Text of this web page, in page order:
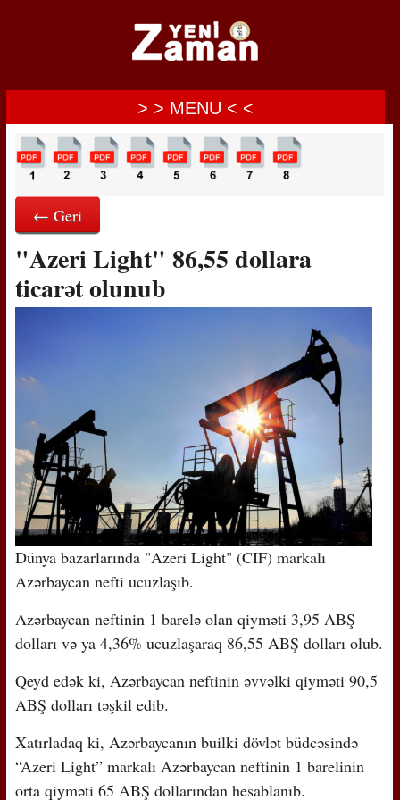
> > MENU < <
← Geri
"Azeri Light" 86,55 dollara
ticarət olunub
Dünya bazarlarında "Azeri Light" (CIF) markalı
Azərbaycan nefti ucuzlaşıb.
Azərbaycan neftinin 1 barelə olan qiyməti 3,95 ABŞ
dolları və ya 4,36% ucuzlaşaraq 86,55 ABŞ dolları olub.
Qeyd edək ki, Azərbaycan neftinin əvvəlki qiyməti 90,5
ABŞ dolları təşkil edib.
Xatırladaq ki, Azərbaycanın builki dövlət büdcəsində
“Azeri Light” markalı Azərbaycan neftinin 1 barelinin
orta qiyməti 65 ABŞ dollarından hesablanıb.